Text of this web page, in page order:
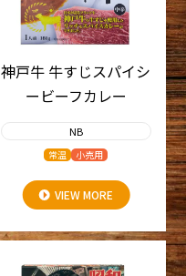
神戸牛 牛すじスパイシ
ービーフカレー
NB
常温 小売用
VIEW MORE